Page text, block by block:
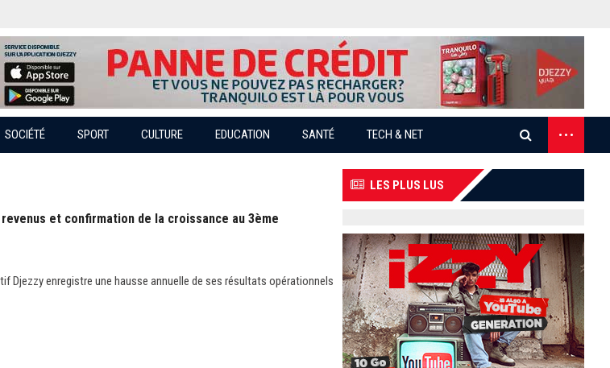
SOCIÉTÉ SPORT CULTURE EDUCATION SANTÉ TECH & NET ...
et confirmation de la croissance au 3ème
Djezzy enregistre une hausse annuelle de ses résultats opérationnels
LES PLUS LUS